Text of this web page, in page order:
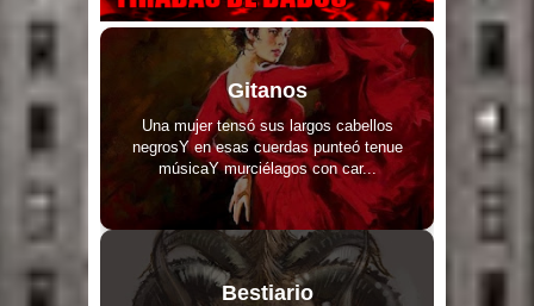
Gitanos
Una mujer tensó sus largos cabellos
negrosY en esas cuerdas punteó tenue
músicaY murciélagos con car...
Bestiario